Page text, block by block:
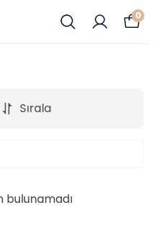
0
Sırala
bulunamadı